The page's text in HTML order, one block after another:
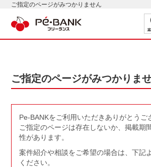
ご指定のページがみつかりません
ご指定のページがみつかりま
Pe-BANKをご利用いただきありがとうご
ご指定のページは存在しないか、掲載期
性があります。
案件紹介や相談をご希望の場合は、下記
ください。